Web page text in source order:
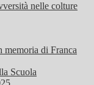
nelle colture
memoria di Franca
Scuola